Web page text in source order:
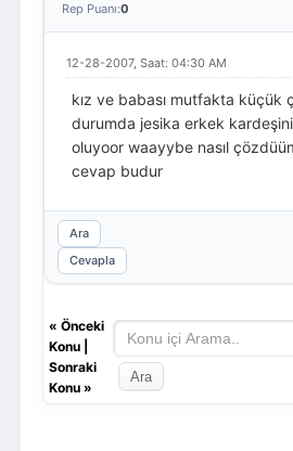
Rep Puanı:0
12-28-2007, Saat: 04:30 AM
kız ve babası mutfakta küçük
durumda jesika erkek
oluyoor waayybe nasıl
cevap budur
Ara
Cevapla
« Önceki
Konu|
Sonraki
Konu»